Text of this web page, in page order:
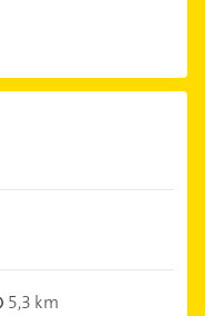
5,3 km